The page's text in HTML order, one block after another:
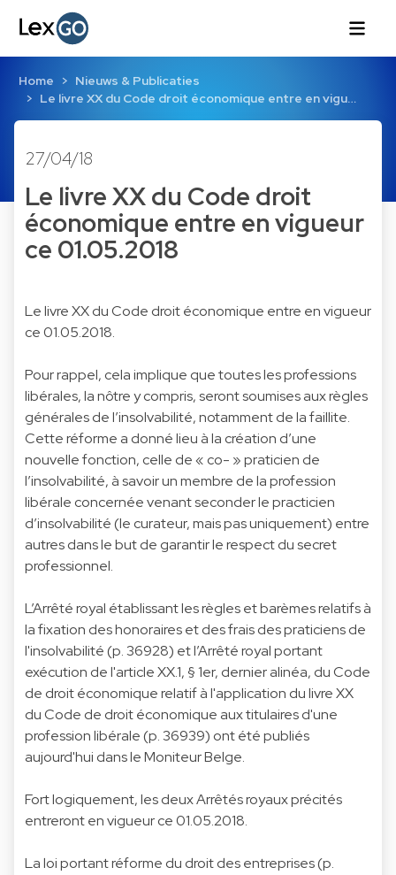
Home
Nieuws & Publicaties
Le livre XX du Code droit économique entre en vigu…
27/04/18
Le livre XX du Code droit
économique entre en vigueur
ce 01.05.2018
Le livre XX du Code droit économique entre en vigueur
ce 01.05.2018.
Pour rappel, cela implique que toutes les professions
libérales, la nôtre y compris, seront soumises aux règles
générales de l’insolvabilité, notamment de la faillite.
Cette réforme a donné lieu à la création d’une
nouvelle fonction, celle de « co- » praticien de
l’insolvabilité, à savoir un membre de la profession
libérale concernée venant seconder le practicien
d’insolvabilité (le curateur, mais pas uniquement) entre
autres dans le but de garantir le respect du secret
professionnel.
L’Arrêté royal établissant les règles et barèmes relatifs à
la fixation des honoraires et des frais des praticiens de
l'insolvabilité(p. 36928) etl’Arrêté royal portant
exécution de l'article XX.1, § 1er, dernier alinéa, du Code
de droit économique relatif à l'application du livre XX
du Code de droit économique aux titulaires d'une
profession libérale(p. 36939) ont été publiés
aujourd'hui dans le Moniteur Belge.
Fort logiquement, les deux Arrêtés royaux précités
entreront en vigueur ce 01.05.2018.
La loi portant réforme du droit des entreprises(p.